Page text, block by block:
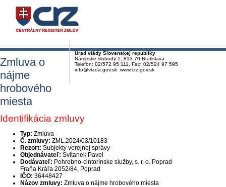
Úrad vlády Slovenskej republiky
Námestie slobody 1, 813 70 Bratislava
Telefón: 02/572 95 111, Fax: 02/524 97 595
info@vlada.gov.sk www.crz.gov.sk
Zmluva o
nájme
hrobového
miesta
Identifikácia zmluvy
Typ: Zmluva
Č. zmluvy: ZML.2024/03/10183
Rezort: Subjekty verejnej správy
Objednávateľ: Svitanek Pavel
Dodávateľ: Pohrebno-cintorínske služby, s. r. o. Poprad
Fraňa Kráľa 2052/84, Poprad
IČO: 36448427
Názov zmluvy: Zmluva o nájme hrobového miesta